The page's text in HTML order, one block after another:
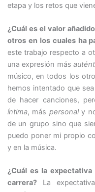
etapa y los retos que
¿Cuál es el valor
otros en los cuales ha
este trabajo respecto a
una expresión más
músico, en todos los
hemos intentado que
de hacer canciones,
íntima, más personaly
de un grupo sino que
puedo poner mi propio
y en la música.
¿Cuál es la
carrera?La